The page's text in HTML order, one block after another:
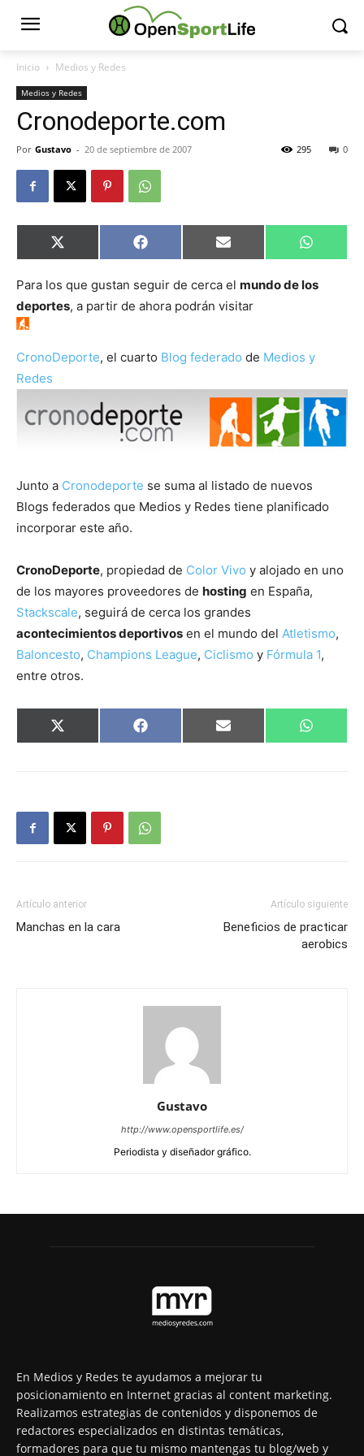
Inicio Medios y Redes
Medios y Redes
Cronodeporte.com
Por Gustavo - 20 de septiembre de 2007 0
295
Compartir
en
X
(Twitter)
Compartir
en
Facebook Compartir
en
Email
en
Para los que gustan seguir de cerca el mundo de los
deportes, a partir de ahora podrán visitar
CronoDeporte, el cuarto Blog federado de Medios y
Redes
Junto a Cronodeporte se suma al listado de nuevos
Blogs federados que Medios y Redes tiene planificado
incorporar este año.
CronoDeporte, propiedad de Color Vivo y alojado en uno
de los mayores proveedores de hosting en España,
Stackscale, seguirá de cerca los grandes
acontecimientos deportivos en el mundo del Atletismo,
Baloncesto, Champions League, Ciclismo y Fórmula 1,
entre otros.
Compartir
en
X
(Twitter)
Compartir
en
Facebook Compartir
en
Email
en
Artículo anterior
Manchas en la cara
Artículo siguiente
Beneficios de practicar
aerobics
Gustavo
http://www.opensportlife.es/
Periodista y diseñador gráfico.
En Medios y Redes te ayudamos a mejorar tu
posicionamiento en Internet gracias al content marketing.
Realizamos estrategias de contenidos y disponemos de
redactores especializados en distintas temáticas,
formadores para que tu mismo mantengas tu blog/web y